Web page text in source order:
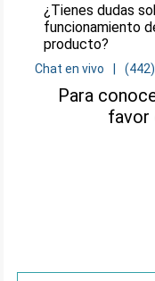
¿Tienes dudas
funcionamiento
producto?
Chat en vivo
Para
favor